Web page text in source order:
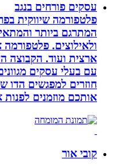
עסקים פורחים בנגב
פלטפורמה שיווקית בפריסה
המתרגם ביותר והמתאים
ולאילוצים. פלטפורמה
ארצית ועוד. הקבוצה
עם בעלי עסקים מגוונים
חוזרים למפגשים הדו
אותכם מוזמנים לפנות
קובי אור